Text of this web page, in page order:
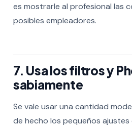
es mostrarle al profesional las
posibles empleadores.
7. Usa los filtros y
sabiamente
Se vale usar una cantidad
de hecho los pequeños ajustes